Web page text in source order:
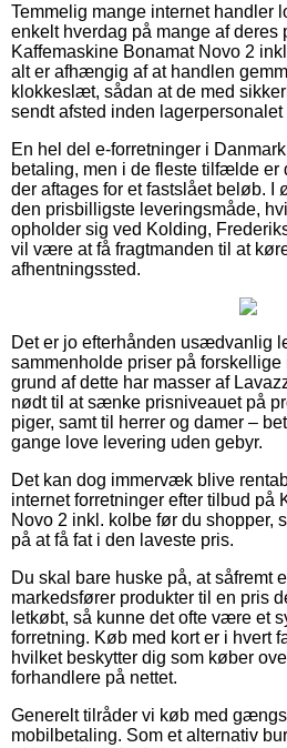
Temmelig mange internet handler
enkelt hverdag på mange af deres
Kaffemaskine Bonamat Novo 2
alt er afhængig af at handlen
klokkeslæt, sådan at de med
sendt afsted inden lagerpersonalet
En hel del e-forretninger i
betaling, men i de fleste tilfælde
der aftages for et fastslået beløb. I
den prisbilligste leveringsmåde,
opholder sig ved Kolding,
vil være at få fragtmanden til at
afhentningssted.
Det er jo efterhånden usædvanlig
sammenholde priser på forskellige
grund af dette har masser af
nødt til at sænke prisniveauet på
piger, samt til herrer og damer –
gange love levering uden gebyr.
Det kan dog immervæk blive
internet forretninger efter tilbud på
Novo 2 inkl. kolbe før du shopper,
på at få fat i den laveste pris.
Du skal bare huske på, at såfremt
markedsfører produkter til en pris
letkøbt, så kunne det ofte være et
forretning. Køb med kort er i hvert
hvilket beskytter dig som køber
forhandlere på nettet.
Generelt tilråder vi køb med
mobilbetaling. Som et alternativ